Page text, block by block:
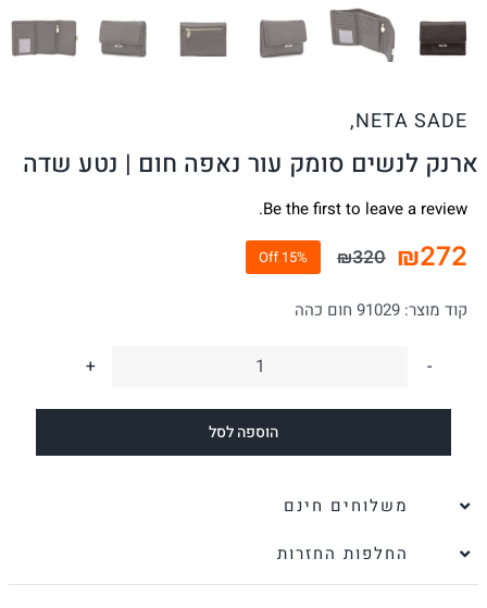
NETA SADE
,
ארנק לנשים סומק עור נאפה חום | נטע שדה
Be the first to leave a review.
₪320 המחיר
המקורי
היה:
₪272
המחיר
הנוכחי
הוא:
15% Off
קוד מוצר: 91029 חום כהה
כמות
של
ארנק
חום
הוספה לסל
משלוחים חינם
החלפות החזרות